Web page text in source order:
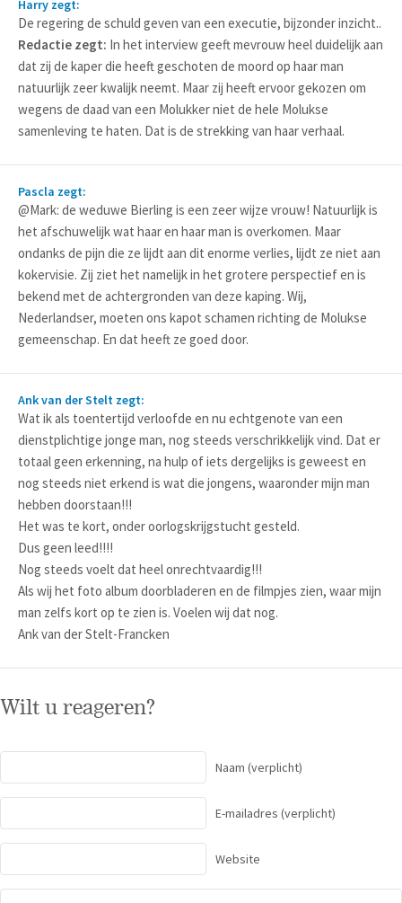
Harry zegt:
De regering de schuld geven van een executie, bijzonder inzicht..
Redactie zegt: In het interview geeft mevrouw heel duidelijk aan
dat zij de kaper die heeft geschoten de moord op haar man
natuurlijk zeer kwalijk neemt. Maar zij heeft ervoor gekozen om
wegens de daad van een Molukker niet de hele Molukse
samenleving te haten. Dat is de strekking van haar verhaal.
Pascla zegt:
@Mark: de weduwe Bierling is een zeer wijze vrouw! Natuurlijk is
het afschuwelijk wat haar en haar man is overkomen. Maar
ondanks de pijn die ze lijdt aan dit enorme verlies, lijdt ze niet aan
kokervisie. Zij ziet het namelijk in het grotere perspectief en is
bekend met de achtergronden van deze kaping. Wij,
Nederlandser, moeten ons kapot schamen richting de Molukse
gemeenschap. En dat heeft ze goed door.
Ank van der Stelt zegt:
Wat ik als toentertijd verloofde en nu echtgenote van een
dienstplichtige jonge man, nog steeds verschrikkelijk vind. Dat er
totaal geen erkenning, na hulp of iets dergelijks is geweest en
nog steeds niet erkend is wat die jongens, waaronder mijn man
hebben doorstaan!!!
Het was te kort, onder oorlogskrijgstucht gesteld.
Dus geen leed!!!!
Nog steeds voelt dat heel onrechtvaardig!!!
Als wij het foto album doorbladeren en de filmpjes zien, waar mijn
man zelfs kort op te zien is. Voelen wij dat nog.
Ank van der Stelt-Francken
Wilt u reageren?
Naam (verplicht)
E-mailadres (verplicht)
Website